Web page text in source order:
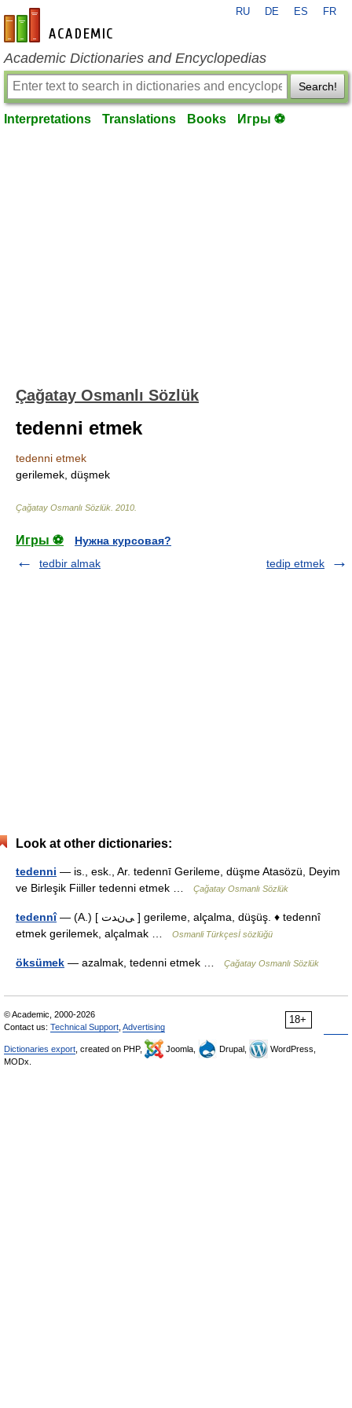
en-academic.com
RU DE ES FR
Academic Dictionaries and Encyclopedias
Search!
Interpretations Translations Books Игры ⚽
Çağatay Osmanlı Sözlük
tedenni etmek
tedenni etmek
gerilemek, düşmek
Çağatay Osmanlı Sözlük 2010
Игры ⚽
Нужна курсовая?
tedbir almak
tedip etmek
Look at other dictionaries:
tedenni — is., esk., Ar. tedennī Gerileme, düşme Atasözü, Deyim
ve Birleşik Fiiller tedenni etmek …
Çağatay Osmanlı Sözlük
tedennî— (A.) [ ﯽﻥﺪﺕ ] gerileme, alçalma, düşüş. ♦ tedennî
etmek gerilemek, alçalmak …
Osmanli Türkçesİ sözlüğü
öksümek — azalmak, tedenni etmek … Çağatay Osmanlı Sözlük
18+
© Academic, 2000-2026
Contact us: Technical Support Advertising
Dictionaries export , created on PHP, Joomla, Drupal,
WordPress,
MODx.